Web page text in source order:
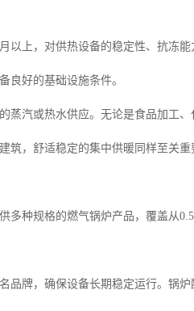
以上，对供热设备的稳定性、抗冻
良好的基础设施条件。
蒸汽或热水供应。无论是食品加工
筑，舒适稳定的集中供暖同样至关重
多种规格的燃气锅炉产品，覆盖从
牌，确保设备长期稳定运行。锅